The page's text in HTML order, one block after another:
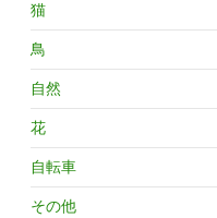
猫
鳥
自然
花
自転車
その他